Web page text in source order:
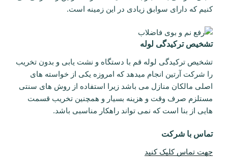
کنیم که دارای سوابق زیادی در این زمینه است.
تشخیص ترکیدگی لوله
تشخیص ترکیدگی لوله قم با دستگاه و نشت یابی و بدون تخریب
را شرکت آرتین انجام میدهد که امروزه یکی از خواسته های
اصلی مالکان منازل می باشد زیرا استفاده از روش های سنتی
مستلزم صرف وقت و هزینه بسیار و همچنین تخریب قسمت
هایی از بنا است که نمی تواند راهکار مناسبی باشد.
تماس با شرکت
جهت تماس کلیک کنید